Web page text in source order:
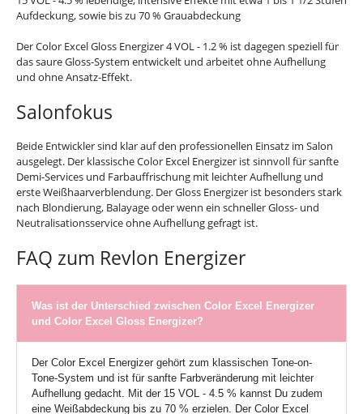
Aufdeckung, sowie bis zu 70 % Grauabdeckung
Der Color Excel Gloss Energizer 4 VOL - 1.2 % ist dagegen speziell für
das saure Gloss-System entwickelt und arbeitet ohne Aufhellung
und ohne Ansatz-Effekt.
Salonfokus
Beide Entwickler sind klar auf den professionellen Einsatz im Salon
ausgelegt. Der klassische Color Excel Energizer ist sinnvoll für sanfte
Demi-Services und Farbauffrischung mit leichter Aufhellung und
erste Weißhaarverblendung. Der Gloss Energizer ist besonders stark
nach Blondierung, Balayage oder wenn ein schneller Gloss- und
Neutralisationsservice ohne Aufhellung gefragt ist.
FAQ zum Revlon Energizer
Was ist der Unterschied zwischen Color Excel Energizer
und Color Excel Gloss Energizer?
Der Color Excel Energizer gehört zum klassischen Tone-on-
Tone-System und ist für sanfte Farbveränderung mit leichter
Aufhellung gedacht. Mit der 15 VOL - 4.5 % kannst Du zudem
eine Weißabdeckung bis zu 70 % erzielen. Der Color Excel